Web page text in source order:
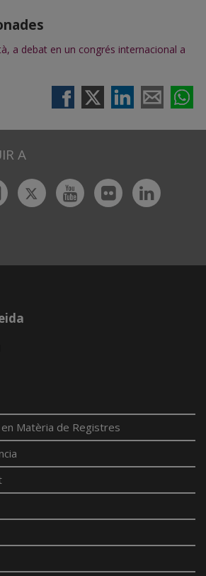
a debat en un congrés internacional a
A
Instagram
TwitterYoutubeFlickr
Matèria de Registres